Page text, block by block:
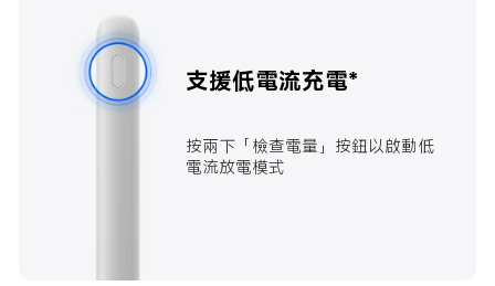
支援低電流充電*
按兩下「檢查電量」按鈕以啟動低
電流放電模式